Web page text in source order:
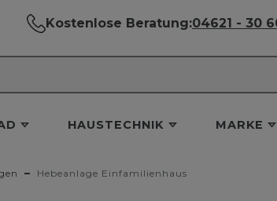
Kostenlose Beratung:04621 - 30
HAUSTECHNIK MARKE
Hebeanlage Einfamilienhaus